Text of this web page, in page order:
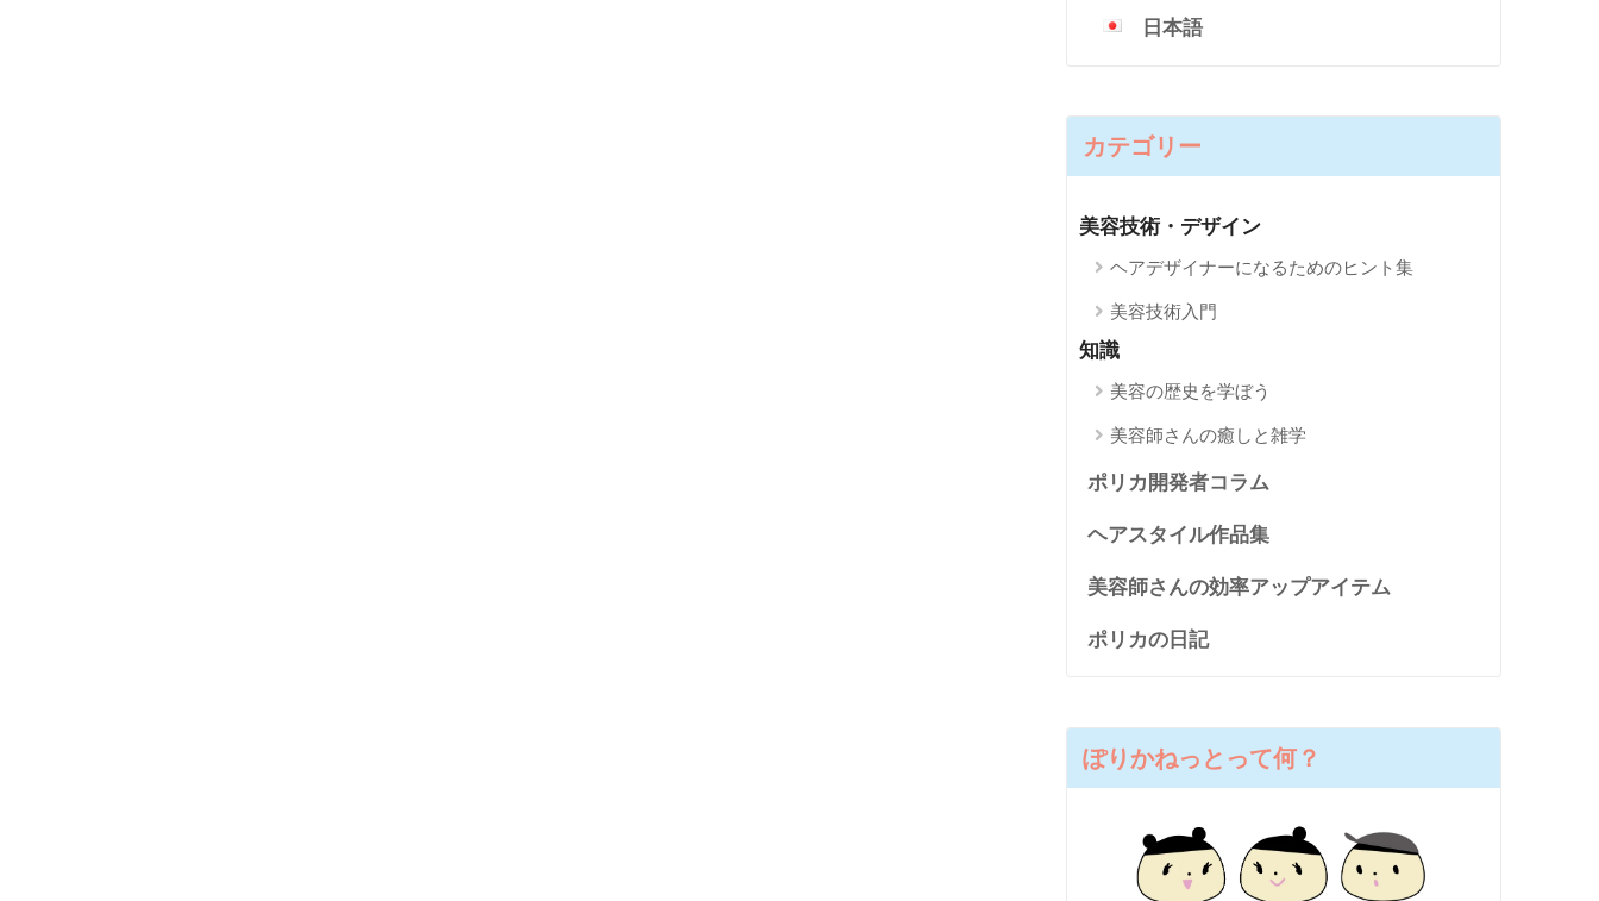
日本語
カテゴリー
美容技術・デザイン
ヘアデザイナーになるためのヒント集
美容技術入門
知識
美容の歴史を学ぼう
美容師さんの癒しと雑学
ポリカ開発者コラム
ヘアスタイル作品集
美容師さんの効率アップアイテム
ポリカの日記
ぽりかねっとって何？